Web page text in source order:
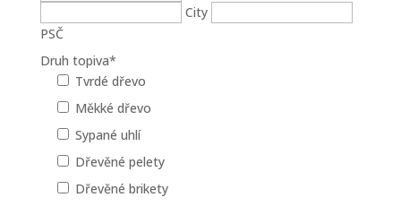
City
PSČ
Druh topiva*
Tvrdé dřevo
Měkké dřevo
Sypané uhlí
Dřevěné pelety
Dřevěné brikety